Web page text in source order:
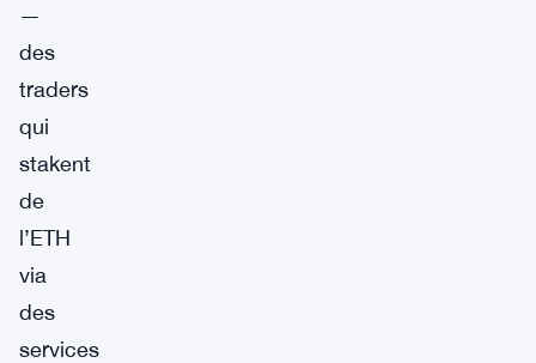
—
des
traders
qui
stakent
de
l’ETH
via
des
services